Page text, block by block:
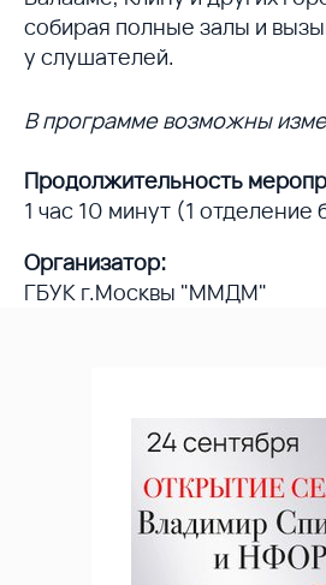
собирая полные залы и
у слушателей.
В программе возможны
Продолжительность
1 час 10 минут (1 отделение
Организатор:
ГБУК г.Москвы "ММДМ"